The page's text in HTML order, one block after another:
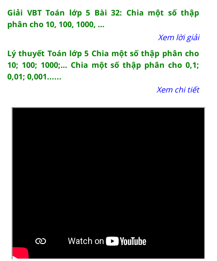
Giải VBT Toán lớp 5 Bài 32: Chia một số thập
phân cho 10, 100, 1000, …
Xem lời giải
Lý thuyết Toán lớp 5 Chia một số thập phân cho
10; 100; 1000;… Chia một số thập phân cho 0,1;
0,01; 0,001......
Xem chi tiết